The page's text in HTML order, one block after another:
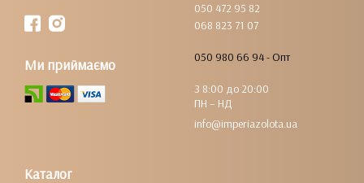
050 472 95 82
068 823 71 07
050 980 66 94 - Опт
З 8:00 до 20:00
ПН – НД
info@imperiazolota.ua
Ми приймаємо
Каталог